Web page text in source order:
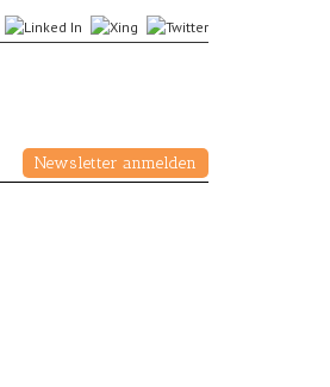
Newsletter anmelden